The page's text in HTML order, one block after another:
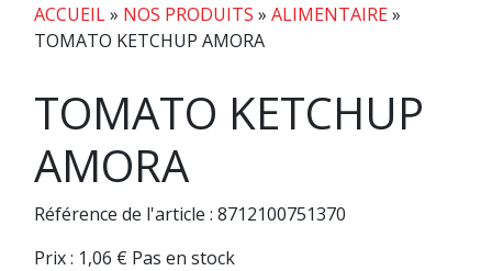
ACCUEIL» NOS PRODUITS » ALIMENTAIRE»
TOMATO KETCHUP AMORA
TOMATO KETCHUP
AMORA
Référence de l'article : 8712100751370
Prix : 1,06 € Pas en stock